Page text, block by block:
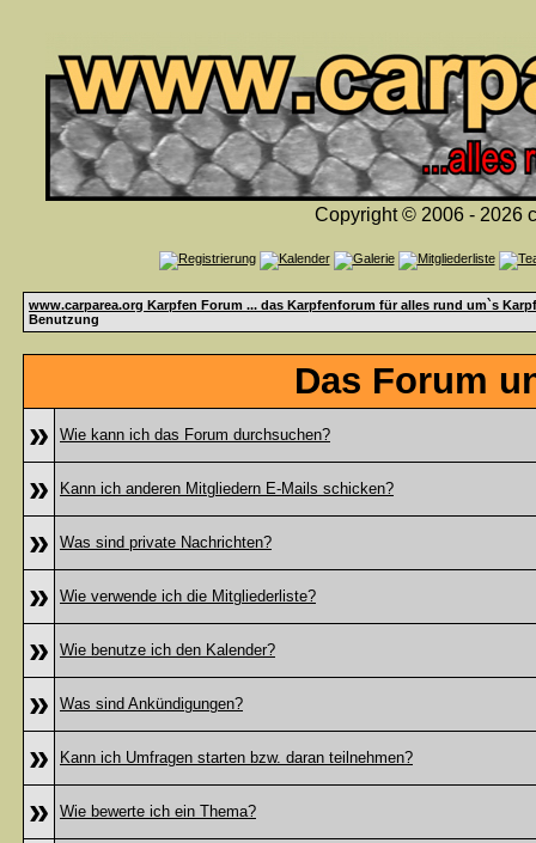
Copyright © 2006 - 2026
www.carparea.org Karpfen Forum ... das Karpfenforum für alles rund um`s
Benutzung
Das Forum
»
Wie kann ich das Forum durchsuchen?
» Kann ich anderen Mitgliedern E-Mails schicken?
» Was sind private Nachrichten?
» Wie verwende ich die Mitgliederliste?
» Wie benutze ich den Kalender?
» Was sind Ankündigungen?
» Kann ich Umfragen starten bzw. daran teilnehmen?
» Wie bewerte ich ein Thema?